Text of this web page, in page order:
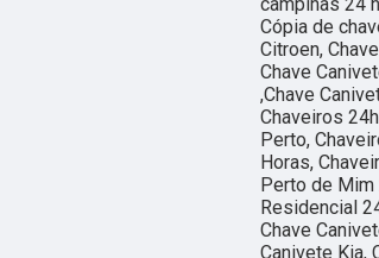
campinas 24
Cópia de
Citroen,
Chave
,Chave
Chaveiros
Perto,
Horas,
Perto de Mim
Residencial
Chave
Canivete Kia,